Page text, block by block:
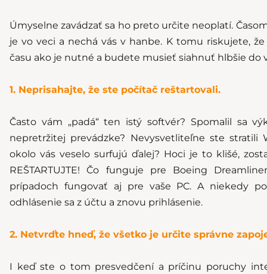
Úmyselne zavádzať sa ho preto určite neoplatí.
je vo veci a nechá vás v hanbe. K tomu riskujete,
času ako je nutné a budete musieť siahnuť hlbšie do
1. Neprisahajte, že ste počítač reštartovali.
Často vám „padá“ ten istý softvér? Spomalil sa
nepretržitej prevádzke? Nevysvetliteľne ste stratili
okolo vás veselo surfujú ďalej? Hoci je to klišé,
REŠTARTUJTE! Čo funguje pre Boeing
prípadoch fungovať aj pre vaše PC. A niekedy
odhlásenie sa z účtu a znovu prihlásenie.
2. Netvrďte hneď, že všetko je určite správne
I keď ste o tom presvedčení a príčinu poruchy